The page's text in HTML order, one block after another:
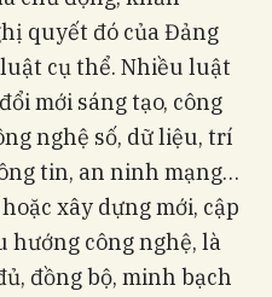
quyết đó của Đảng
cụ thể. Nhiều luật
mới sáng tạo, công
nghệ số, dữ liệu, trí
tin, an ninh mạng…
xây dựng mới, cập
hướng công nghệ, là
đồng bộ, minh bạch